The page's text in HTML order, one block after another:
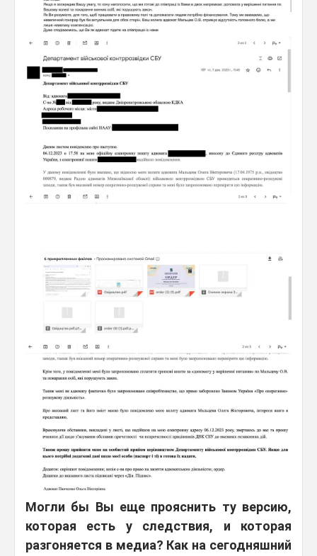
Могли бы Вы еще прояснить ту версию,
которая есть у следствия, и которая
разгоняется в медиа? Как на сегодняшний